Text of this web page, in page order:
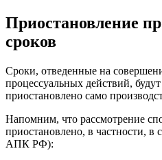
Приостановление
сроков
Сроки, отведенные на
процессуальных действий,
приостановлено само
Напомним, что рассмотрение
приостановлено, в частности, в
АПК РФ):